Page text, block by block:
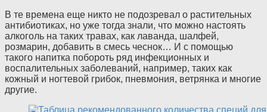
В те времена еще никто не подозревал о растительных
антибиотиках, но уже тогда знали, что можно настоять
алкоголь на таких травах, как лаванда, шалфей,
розмарин, добавить в смесь чеснок… И с помощью
такого напитка побороть ряд инфекционных и
воспалительных заболеваний, например, таких как
кожный и ногтевой грибок, пневмония, ветрянка и многие
другие.